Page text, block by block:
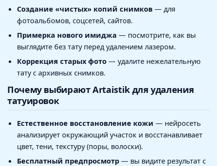
Создание «чистых» копий снимков— для
фотоальбомов, соцсетей, сайтов.
Примерка нового имиджа — посмотрите, как вы
выглядите без тату перед удалением лазером.
Коррекция старых фото— удалите нежелательную
тату с архивных снимков.
Почему выбирают Artaistik для удаления
татуировок
Естественное восстановление кожи — нейросеть
анализирует окружающий участок и восстанавливает
цвет, тени, текстуру (поры, волоски).
Бесплатный предпросмотр— вы видите результат с